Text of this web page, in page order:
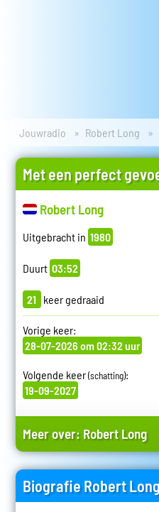
Jouwradio Robert Long
Met een perfect
Robert Long
Uitgebracht in 1980
Duurt 03:52
21 keer gedraaid
Vorige keer:
28-07-2026 om 02:32 uur
Volgende keer(schatting):
19-09-2027
Meer over: Robert Long
Biografie Robert